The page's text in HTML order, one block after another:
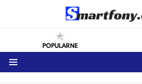
POPULARNE